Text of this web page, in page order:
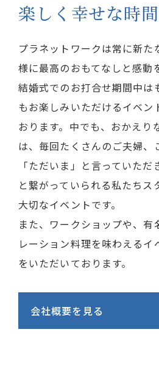
楽しく幸せな時
プラネットワークは常に新た
様に最高のおもてなしと感動
結婚式でのお打合せ期間中は
もお楽しみいただけるイベン
おります。中でも、おかえり
は、毎回たくさんのご夫婦、
「ただいま」と言っていた
と繋がっていられる私たちス
大切なイベントです。
また、ワークショップや、有
レーション料理を味わえる
をいただいております。
会社概要を見る